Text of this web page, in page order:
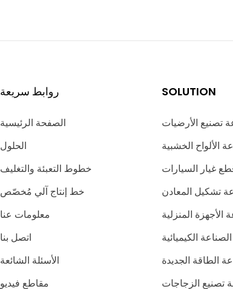
روابط سريعة
الصفحة الرئيسية
الحلول
خطوط التعبئة والتغليف
خط إنتاج آلي مُخصّص
معلومات عنا
اتصل بنا
الأسئلة الشائعة
مقاطع فيديو
SOLUTION
تصنيع الأرضيات
الألواح الخشبية
غيار السيارات
تشكيل المعادن
الأجهزة المنزلية
الصناعة الكيميائية
الطاقة الجديدة
تصنيع الزجاجات